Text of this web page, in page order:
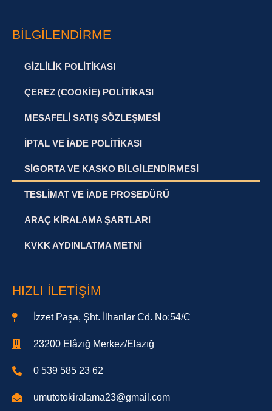
BILGILENDIRME
GIZLILIK POLITIKASI
ÇEREZ (COOKIE) POLITIKASI
MESAFELI SATIŞ SÖZLEŞMESI
İPTAL VE İADE POLITIKASI
SIGORTA VE KASKO BILGILENDIRMESI
TESLIMAT VE İADE PROSEDÜRÜ
ARAÇ KIRALAMA ŞARTLARI
KVKK AYDINLATMA METNI
HIZLI İLETIŞIM
İzzet Paşa, Şht. İlhanlar Cd. No:54/C
23200 Elâzığ Merkez/Elazığ
0 539 585 23 62
umutotokiralama23@gmail.com